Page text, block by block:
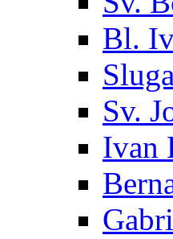
Bl.
Sv.
Ivan